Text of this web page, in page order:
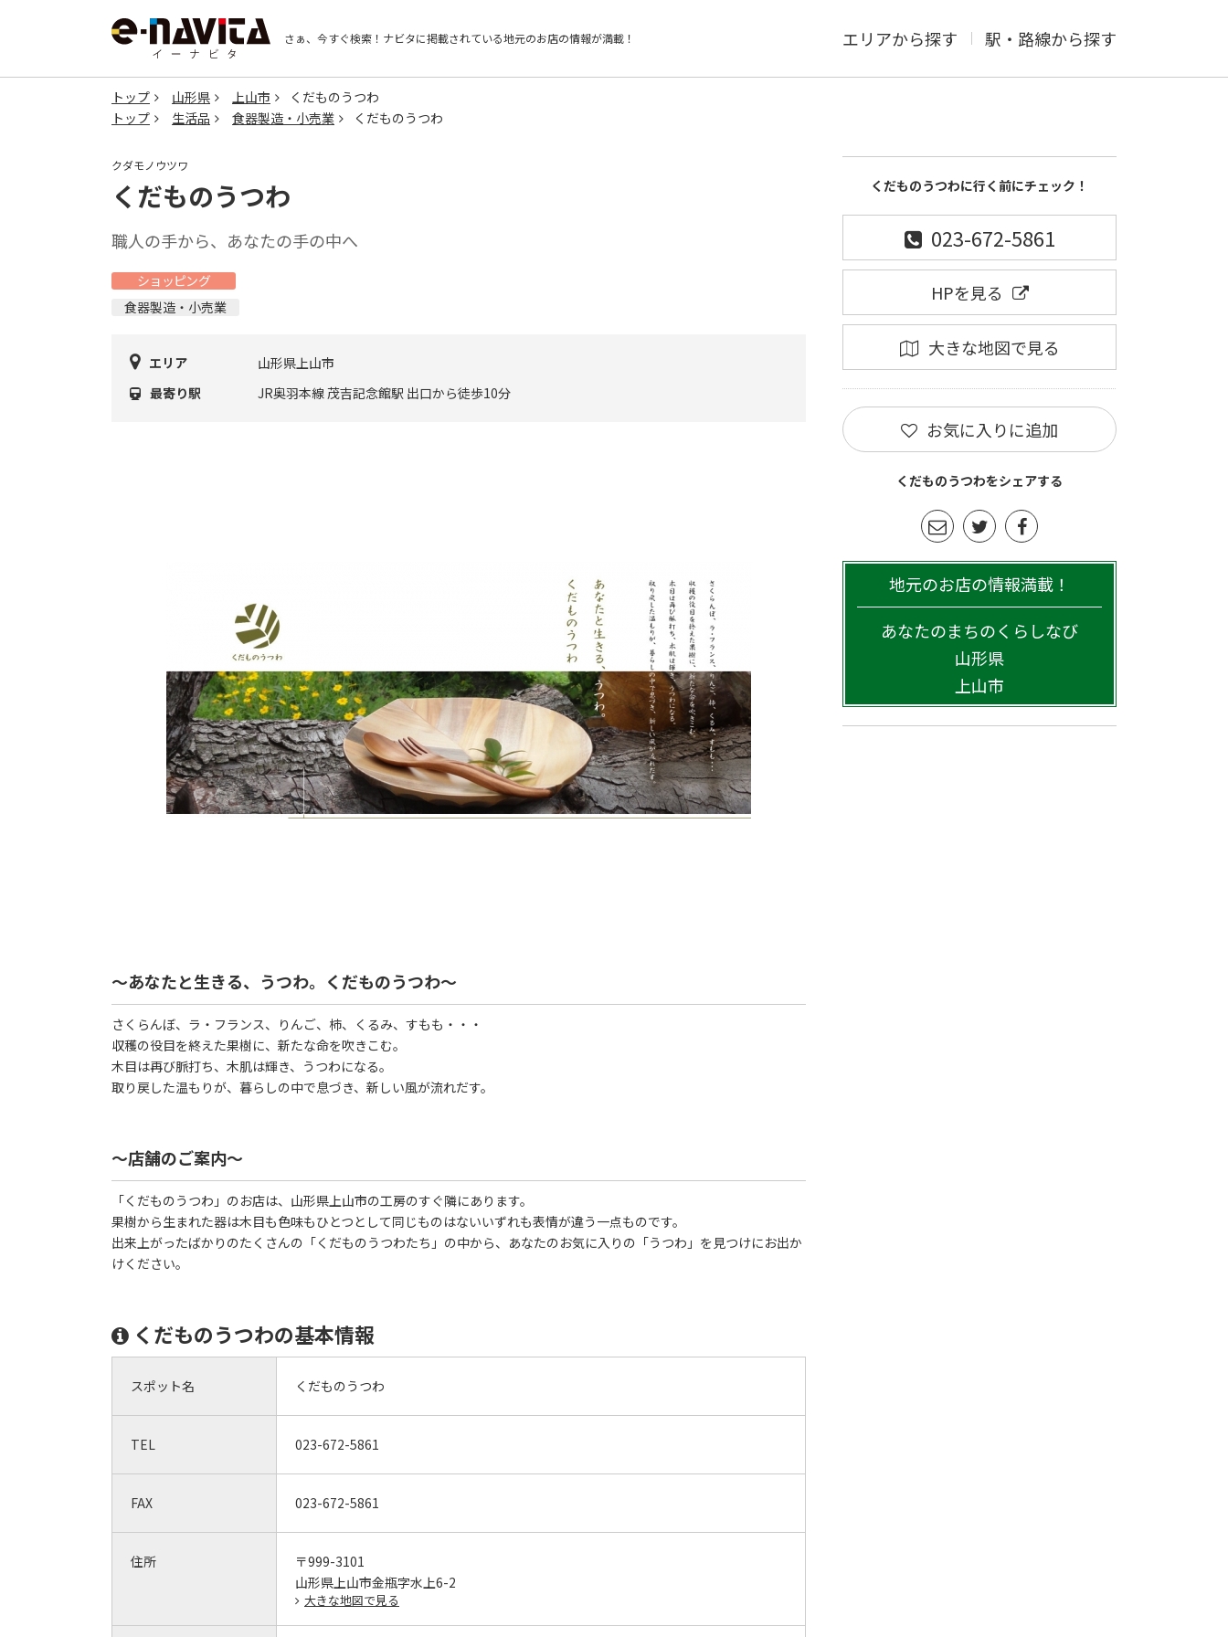
さぁ、今すぐ検索！ ナビタに掲載されている地元のお店の情報が満載！ エリアから探す 駅・路線から探す
トップ 山形県 上山市
くだものうつわ
トップ
生活品 食器製造・小売業 くだものうつわ
クダモノウツワ
くだものうつわ
職人の手から、あなたの手の中へ
ショッピング
食器製造・小売業
エリア
山形県上山市
最寄り駅
JR奥羽本線 茂吉記念館駅 出口から徒歩10分
～あなたと生きる、うつわ。くだものうつわ～
さくらんぼ、ラ・フランス、りんご、柿、くるみ、すもも・・・
収穫の役目を終えた果樹に、新たな命を吹きこむ。
木目は再び脈打ち、木肌は輝き、うつわになる。
取り戻した温もりが、暮らしの中で息づき、新しい風が流れだす。
～店舗のご案内～
「くだものうつわ」のお店は、山形県上山市の工房のすぐ隣にあります。
果樹から生まれた器は木目も色味もひとつとして同じものはないいずれも表情が違う一点ものです。
出来上がったばかりのたくさんの「くだものうつわたち」の中から、あなたのお気に入りの「うつわ」を見つけにお出か
けください。
くだものうつわの基本情報
スポット名 くだものうつわ
TEL 023-672-5861
FAX 023-672-5861
住所
〒999-3101
山形県上山市金瓶字水上6-2
大きな地図で見る
くだものうつわに行く前にチェック！
023-672-5861
HPを見る
大きな地図で見る
お気に入りに追加
くだものうつわをシェアする
地元のお店の情報満載！
あなたのまちのくらしなび
山形県
上山市